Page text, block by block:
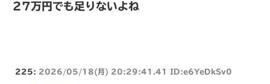
27万円でも足りないよね
225: 2026/05/18(月) 20:29:41.41 ID:e6YeDkSv0